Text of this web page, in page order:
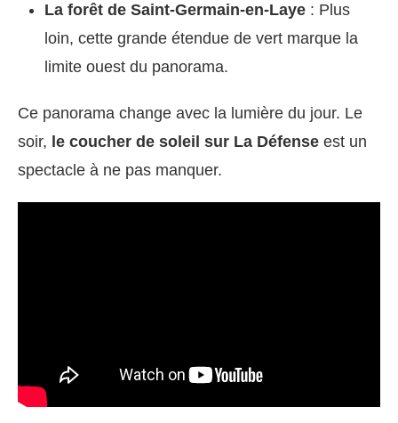
La forêt de Saint-Germain-en-Laye : Plus
loin, cette grande étendue de vert marque la
limite ouest du panorama.
Ce panorama change avec la lumière du jour. Le
soir, le coucher de soleil sur La Défense est un
spectacle à ne pas manquer.